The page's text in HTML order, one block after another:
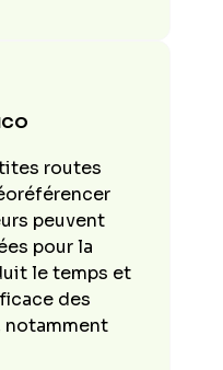
routes
peuvent
pour la
le temps et
des
notamment